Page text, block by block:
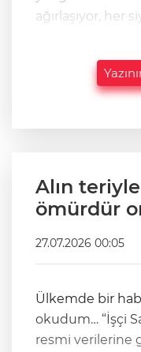
ağırlaşıyor, her
Alın
ömürdür
27.07.2026 00:05
Ülkemde bir
okudum… “İşçi Sağlığı ve İş Güvenliği Meclisi
resmi verilerine